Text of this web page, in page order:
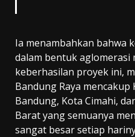
Ia menambahkan bahwa
dalam bentuk aglomerasi
keberhasilan proyek ini,
Bandung Raya
Bandung, Kota Cimahi,
Barat yang semuanya
sangat besar setiap